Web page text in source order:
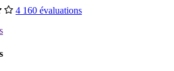
4 160 évaluations